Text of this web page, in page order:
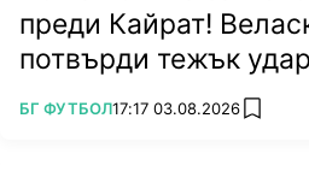
преди Кайрат!
потвърди тежък удар
ПОВЕЧЕ ОТ
БГ ФУТБОЛ17:17 03.08.2026 add